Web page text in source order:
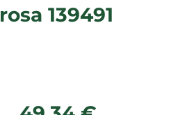
139491
Regulärer Preis: